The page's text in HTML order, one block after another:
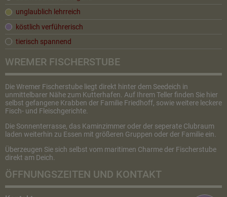
unglaublich lehrreich
köstlich verführerisch
tierisch spannend
WREMER FISCHERSTUBE
Die Wremer Fischerstube liegt direkt hinter dem Seedeich in
unmittelbarer Nähe zum Kutterhafen. Auf Ihrem Teller finden Sie hier
selbst gefangene Krabben der Familie Friedhoff, sowie weitere leckere
Fisch- und Fleischgerichte.
Die Sonnenterrasse, das Kaminzimmer oder der seperate Clubraum
laden weiterhin zu Essen mit größeren Gruppen oder der Familie ein.
Überzeugen Sie sich selbst vom maritimen Charme der Fischerstube
direkt am Deich.
ÖFFNUNGSZEITEN UND KONTAKT